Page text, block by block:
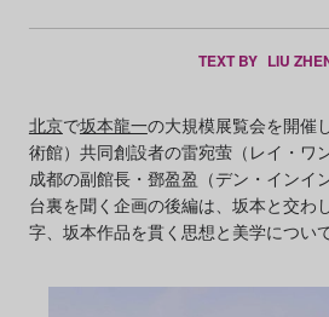
TEXT BY LIU
北京で坂本龍一の大規模展覧会を開催
術館）共同創設者の雷宛萤（レイ・ワ
成都の副館長・鄧盈盈（デン・インイ
台裏を聞く企画の後編は、坂本と交わ
字、坂本作品を貫く思想と美学について